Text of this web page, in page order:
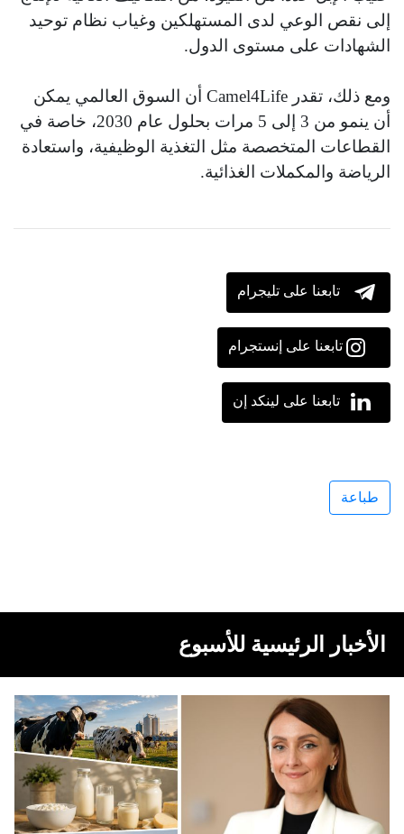
إلى نقص الوعي لدى المستهلكين وغياب نظام توحيد
الشهادات على مستوى الدول.
ومع ذلك، تقدر Camel4Life أن السوق العالمي يمكن
أن ينمو من 3 إلى 5 مرات بحلول عام 2030، خاصة في
القطاعات المتخصصة مثل التغذية الوظيفية، واستعادة
الرياضة والمكملات الغذائية.
تابعنا على تليجرام
تابعنا على إنستجرام
تابعنا على لينكد إن
طباعة
الأخبار الرئيسية للأسبوع